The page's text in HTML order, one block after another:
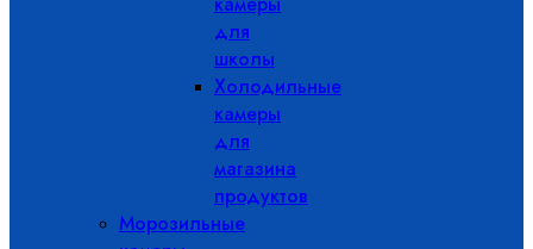
для
школы
Холодильные
камеры
для
магазина
продуктов
Морозильные